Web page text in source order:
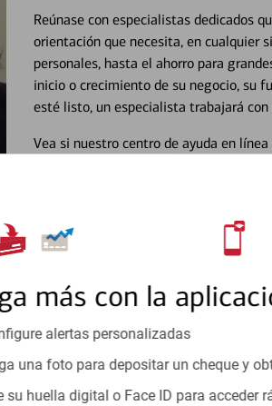
más con la
alertas personalizadas
una foto para depositar un cheque y
su huella digital o Face ID para acceder
Reúnase con especialistas dedicados
orientación que necesita, en cualquier
personales, hasta el ahorro para
inicio o crecimiento de su negocio, su
esté listo, un especialista trabajará
Vea si nuestro centro de ayuda en